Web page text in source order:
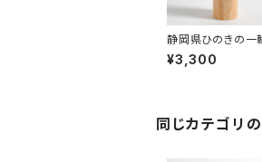
静岡県ひのきの一
し
¥3,300
同じカテゴリ